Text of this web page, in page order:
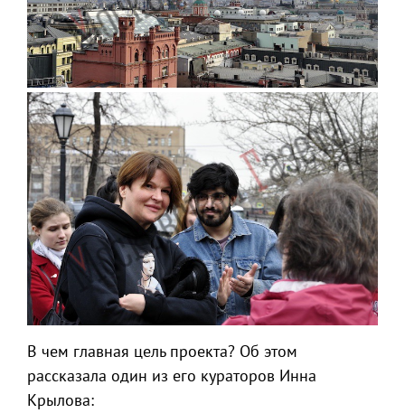
В чем главная цель проекта? Об этом
рассказала один из его кураторов Инна
Крылова: